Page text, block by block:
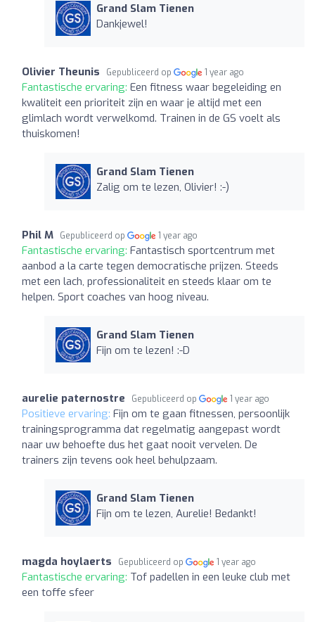
Grand Slam Tienen
Dankjewel!
Olivier Theunis Gepubliceerd op 1 year ago
Fantastische ervaring: Een fitness waar begeleiding en
kwaliteit een prioriteit zijn en waar je altijd met een
glimlach wordt verwelkomd. Trainen in de GS voelt als
thuiskomen!
Grand Slam Tienen
Zalig om te lezen, Olivier! :-)
Phil M Gepubliceerd op 1 year ago
Fantastische ervaring: Fantastisch sportcentrum met
aanbod a la carte tegen democratische prijzen. Steeds
met een lach, professionaliteit en steeds klaar om te
helpen. Sport coaches van hoog niveau.
Grand Slam Tienen
Fijn om te lezen! :-D
aurelie paternostre Gepubliceerd op 1 year ago
Positieve ervaring: Fijn om te gaan fitnessen, persoonlijk
trainingsprogramma dat regelmatig aangepast wordt
naar uw behoefte dus het gaat nooit vervelen. De
trainers zijn tevens ook heel behulpzaam.
Grand Slam Tienen
Fijn om te lezen, Aurelie! Bedankt!
magda hoylaerts Gepubliceerd op 1 year ago
Fantastische ervaring: Tof padellen in een leuke club met
een toffe sfeer